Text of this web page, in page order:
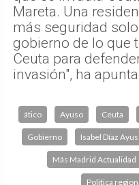
Mareta. Una
más seguridad
gobierno de lo que
Ceuta para
invasión", ha
ático Ayuso Ceuta
Gobierno Isabel Díaz
Más Madrid Actualidad
Política